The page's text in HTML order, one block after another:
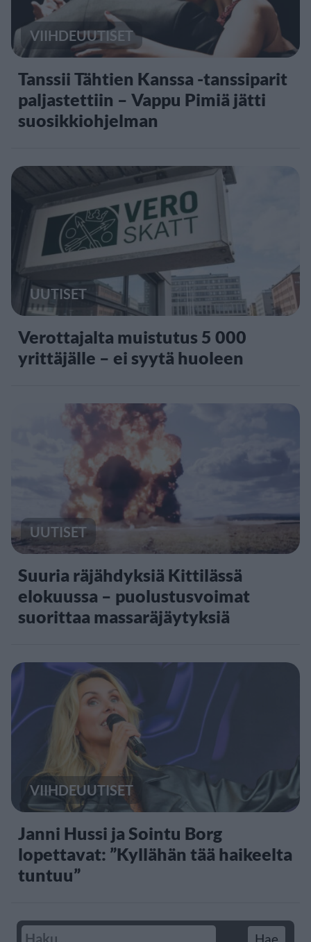
VIIHDEUUTISET
Tanssii Tähtien Kanssa -tanssiparit
paljastettiin – Vappu Pimiä jätti
suosikkiohjelman
UUTISET
Verottajalta muistutus 5 000
yrittäjälle – ei syytä huoleen
UUTISET
Suuria räjähdyksiä Kittilässä
elokuussa – puolustusvoimat
suorittaa massaräjäytyksiä
VIIHDEUUTISET
Janni Hussi ja Sointu Borg
lopettavat: ”Kyllähän tää haikeelta
tuntuu”